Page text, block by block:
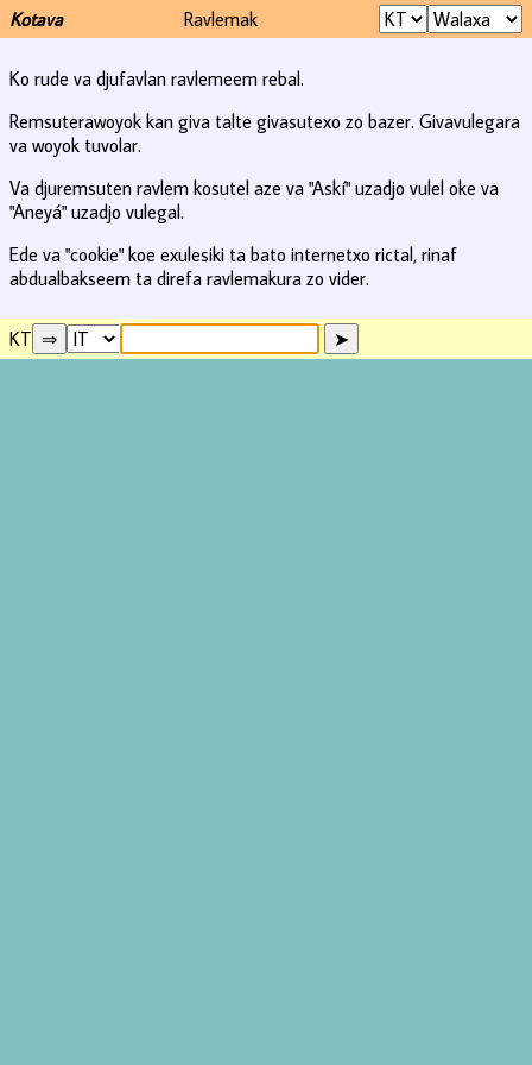
Kotava Ravlemak
Ko rude va djufavlan ravlemeem rebal.
Remsuterawoyok kan giva talte givasutexo zo bazer. Givavulegara
va woyok tuvolar.
Va djuremsuten ravlem kosutel aze va "Askí" uzadjo vulel oke va
"Aneyá" uzadjo vulegal.
Ede va "cookie" koe exulesiki ta bato internetxo rictal, rinaf
abdualbakseem ta direfa ravlemakura zo vider.
KT